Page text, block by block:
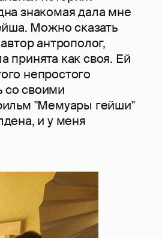
знакомая дала мне
Можно сказать
антрополог,
принята как своя. Ей
непростого
со своими
"Мемуары гейши"
и у меня